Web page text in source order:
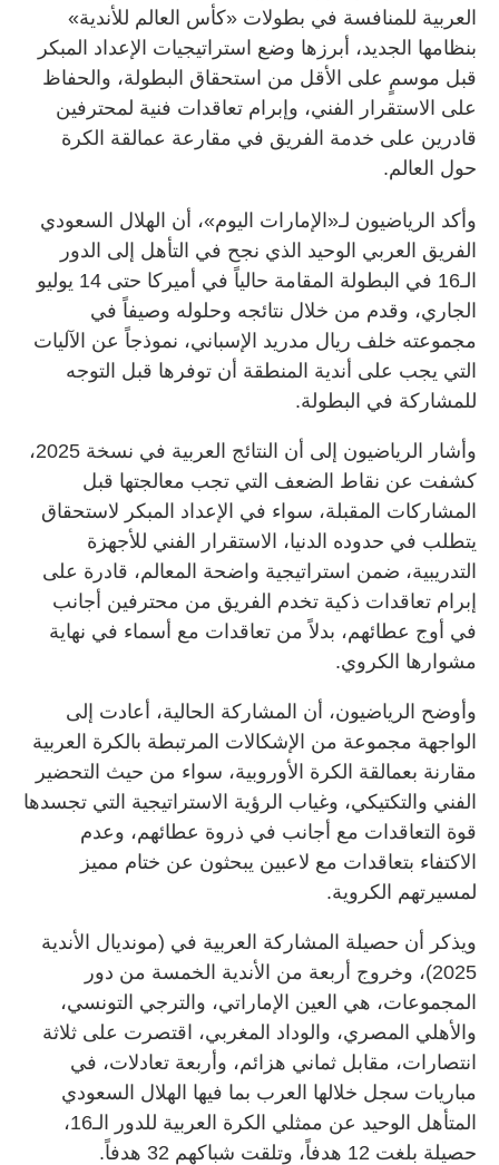
العربية للمنافسة في بطولات «كأس العالم للأندية»
بنظامها الجديد، أبرزها وضع استراتيجيات الإعداد المبكر
قبل موسمٍ على الأقل من استحقاق البطولة، والحفاظ
على الاستقرار الفني، وإبرام تعاقدات فنية لمحترفين
قادرين على خدمة الفريق في مقارعة عمالقة الكرة
حول العالم.
وأكد الرياضيون لـ«الإمارات اليوم»، أن الهلال السعودي
الفريق العربي الوحيد الذي نجح في التأهل إلى الدور
الـ16 في البطولة المقامة حالياً في أميركا حتى 14 يوليو
الجاري، وقدم من خلال نتائجه وحلوله وصيفاً في
مجموعته خلف ريال مدريد الإسباني، نموذجاً عن الآليات
التي يجب على أندية المنطقة أن توفرها قبل التوجه
للمشاركة في البطولة.
وأشار الرياضيون إلى أن النتائج العربية في نسخة 2025،
كشفت عن نقاط الضعف التي تجب معالجتها قبل
المشاركات المقبلة، سواء في الإعداد المبكر لاستحقاق
يتطلب في حدوده الدنيا، الاستقرار الفني للأجهزة
التدريبية، ضمن استراتيجية واضحة المعالم، قادرة على
إبرام تعاقدات ذكية تخدم الفريق من محترفين أجانب
في أوج عطائهم، بدلاً من تعاقدات مع أسماء في نهاية
مشوارها الكروي.
وأوضح الرياضيون، أن المشاركة الحالية، أعادت إلى
الواجهة مجموعة من الإشكالات المرتبطة بالكرة العربية
مقارنة بعمالقة الكرة الأوروبية، سواء من حيث التحضير
الفني والتكتيكي، وغياب الرؤية الاستراتيجية التي تجسدها
قوة التعاقدات مع أجانب في ذروة عطائهم، وعدم
الاكتفاء بتعاقدات مع لاعبين يبحثون عن ختام مميز
لمسيرتهم الكروية.
ويذكر أن حصيلة المشاركة العربية في (مونديال الأندية
2025)، وخروج أربعة من الأندية الخمسة من دور
المجموعات، هي العين الإماراتي، والترجي التونسي،
والأهلي المصري، والوداد المغربي، اقتصرت على ثلاثة
انتصارات، مقابل ثماني هزائم، وأربعة تعادلات، في
مباريات سجل خلالها العرب بما فيها الهلال السعودي
المتأهل الوحيد عن ممثلي الكرة العربية للدور الـ16،
حصيلة بلغت 12 هدفاً، وتلقت شباكهم 32 هدفاً.